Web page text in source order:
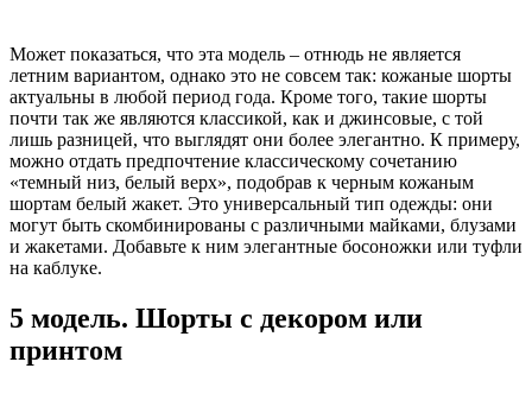
Может показаться, что эта модель – отнюдь не является
летним вариантом, однако это не совсем так: кожаные шорты
актуальны в любой период года. Кроме того, такие шорты
почти так же являются классикой, как и джинсовые, с той
лишь разницей, что выглядят они более элегантно. К примеру,
можно отдать предпочтение классическому сочетанию
«темный низ, белый верх», подобрав к черным кожаным
шортам белый жакет. Это универсальный тип одежды: они
могут быть скомбинированы с различными майками, блузами
и жакетами. Добавьте к ним элегантные босоножки или туфли
на каблуке.
5 модель. Шорты с декором или
принтом